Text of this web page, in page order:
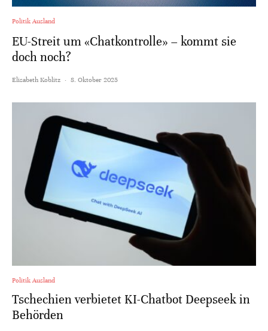
Politik Ausland
EU-Streit um «Chatkontrolle» – kommt sie
doch noch?
Elisabeth Koblitz · 8. Oktober 2025
Politik Ausland
Tschechien verbietet KI-Chatbot Deepseek in
Behörden